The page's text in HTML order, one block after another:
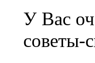
У Вас
советы-